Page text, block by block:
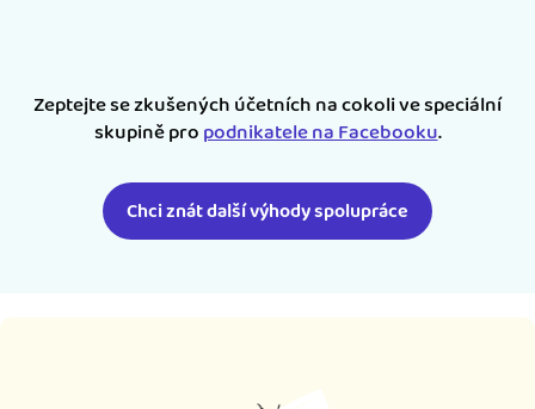
Zeptejte se zkušených účetních na cokoli ve speciální
skupině propodnikatele na Facebooku.
Chci znát další výhody spolupráce